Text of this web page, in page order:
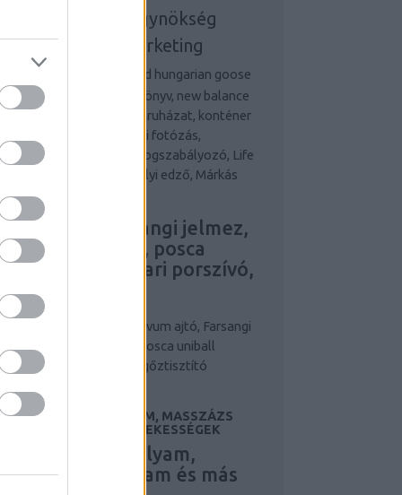
marketing ügynökség
online marketing
Desigual and hungarian goose
osb lap, önbizalom könyv, new balance
repohár rendelés, munkaruházat, konténer
és fa ablak Esküvői fotózás,
tanácsadás, Fogszabályozó, Life
Money, Legjobb személyi edző, Márkás
óra,
ajtó, Farsangi jelmez,
maszkok, posca
írószer, ipari porszívó,
gőztisztító
Novum ajtó, Farsangi
álarcok, maszkok, posca uniball
ipari porszívó, ipari gőztisztító
NYELVTANFOLYAM, MASSZÁZS
ÉS MÁS ÉRDEKESSÉGEK
nyelvtanfolyam,
tanfolyam és más